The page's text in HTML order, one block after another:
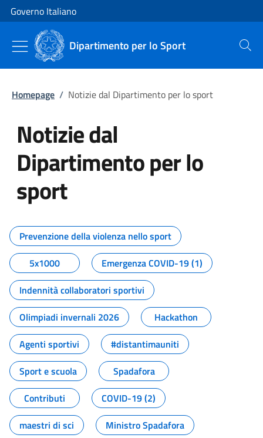
Vai al contenuto
Vai alla navigazione del sito
Governo Italiano
Dipartimento per lo Sport Cerca
Homepage / Notizie dal Dipartimento per lo sport
Notizie dal
Dipartimento per lo
sport
Tutti i contenuti della pagina
Prevenzione della violenza nello sport
5x1000
Emergenza COVID-19 (1)
Indennità collaboratori sportivi
Olimpiadi invernali 2026
Hackathon
Agenti sportivi
#distantimauniti
Sport e scuola
Spadafora
Contributi
COVID-19 (2)
maestri di sci
Ministro Spadafora